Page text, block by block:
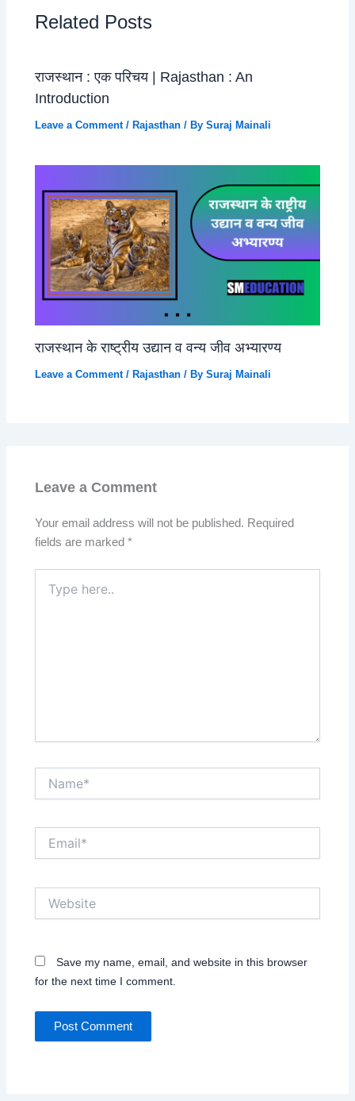
Related Posts
राजस्थान : एक परिचय | Rajasthan : An
Introduction
Leave a Comment / Rajasthan / BySuraj Mainali
राजस्थान के राष्ट्रीय उद्यान व वन्य जीव अभ्यारण्य
Leave a Comment / Rajasthan / BySuraj Mainali
Leave a Comment
Your email address will not be published. Required
fields are marked*
here..
Save my name, email, and website in this browser
for the next time I comment.